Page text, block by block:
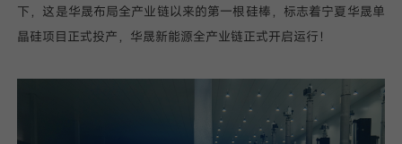
下，这是华晟布局全产业链以来的第一根硅棒，标志着宁夏华晟单
晶硅项目正式投产，华晟新能源全产业链正式开启运行！